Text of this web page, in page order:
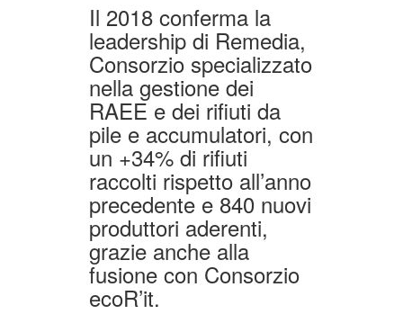
Il 2018 conferma la
leadership di Remedia,
Consorzio specializzato
nella gestione dei
RAEE e dei rifiuti da
pile e accumulatori, con
un +34% di rifiuti
raccolti rispetto all’anno
precedente e 840 nuovi
produttori aderenti,
grazie anche alla
fusione con Consorzio
ecoR’it.